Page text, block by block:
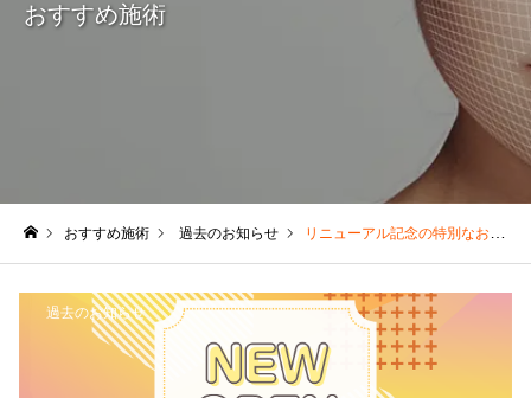
おすすめ施術
おすすめ施術 過去のお知らせ リニューアル記念の特別なお知らせ
過去のお知らせ